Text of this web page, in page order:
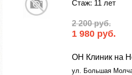
Стаж: 11 лет
2 200 руб.
1 980 руб.
ОН Клиник на
ул. Большая